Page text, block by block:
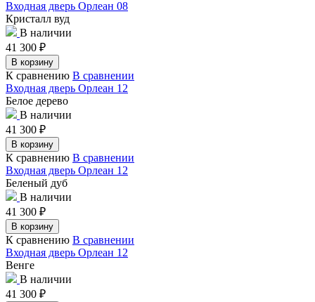
Входная дверь Орлеан 08
Кристалл вуд
В наличии
41 300 ₽
В корзину
К сравнению В сравнении
Входная дверь Орлеан 12
Белое дерево
В наличии
41 300 ₽
В корзину
К сравнению В сравнении
Входная дверь Орлеан 12
Беленый дуб
В наличии
41 300 ₽
В корзину
К сравнению В сравнении
Входная дверь Орлеан 12
Венге
В наличии
41 300 ₽